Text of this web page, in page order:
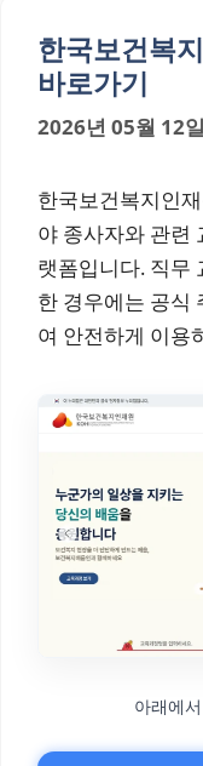
한국보건복
바로가기
2026년 05월 12일
한국보건복지인
야 종사자와 관련
랫폼입니다. 직무
한 경우에는 공식
여 안전하게 이용
아래에